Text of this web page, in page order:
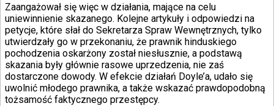
Zaangażował się więc w działania, mające na celu
uniewinnienie skazanego. Kolejne artykuły i odpowiedzi na
petycje, które słał do Sekretarza Spraw Wewnętrznych, tylko
utwierdzały go w przekonaniu, że prawnik hinduskiego
pochodzenia oskarżony został niesłusznie, a podstawą
skazania były głównie rasowe uprzedzenia, nie zaś
dostarczone dowody. W efekcie działań Doyle’a, udało się
uwolnić młodego prawnika, a także wskazać prawdopodobną
tożsamość faktycznego przestępcy.